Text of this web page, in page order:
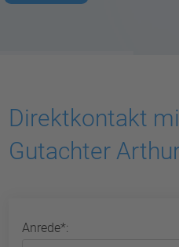
Direktkontakt
Gutachter
Anrede*: